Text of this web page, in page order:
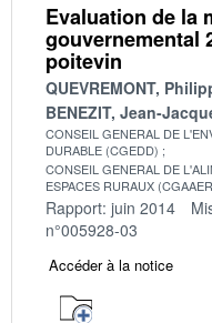
Evaluation de la
gouvernemental
poitevin
QUEVREMONT,
BENEZIT, Jean-
CONSEIL GENERAL DE
DURABLE (CGEDD)
CONSEIL GENERAL DE
ESPACES RURAUX
Rapport: juin 2014
n°005928-03
Accéder à la notice